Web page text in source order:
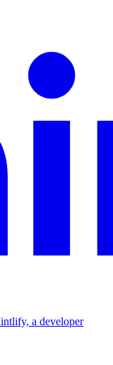
a developer